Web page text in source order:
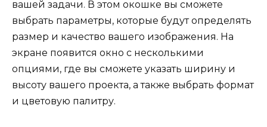
вашей задачи. В этом окошке вы сможете
выбрать параметры, которые будут определять
размер и качество вашего изображения. На
экране появится окно с несколькими
опциями, где вы сможете указать ширину и
высоту вашего проекта, а также выбрать формат
и цветовую палитру.